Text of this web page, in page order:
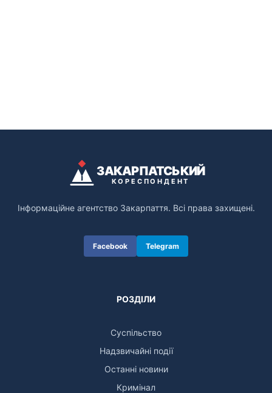
ЗАКАРПАТСЬКИЙ
КОРЕСПОНДЕНТ
Інформаційне агентство Закарпаття. Всі права захищені.
Facebook Telegram
РОЗДІЛИ
Суспільство
Надзвичайні події
Останні новини
Кримінал